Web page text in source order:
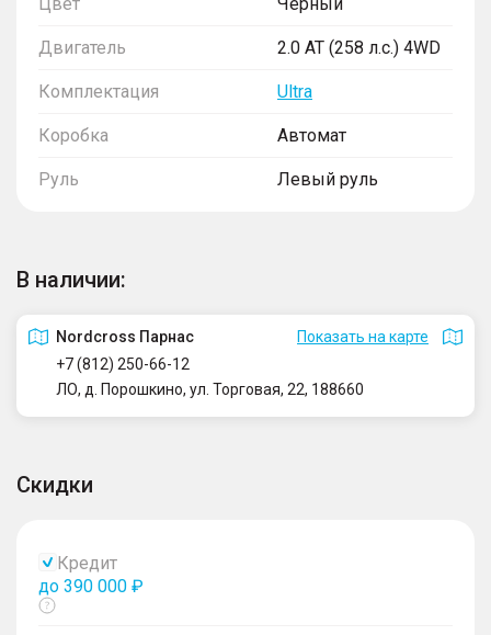
Двигатель 2.0 AT (258 л.с.) 4WD
Комплектация Ultra
Коробка Автомат
Руль Левый руль
В наличии:
Nordcross Парнас
Показать на карте
+7 (812) 250-66-12
ЛО, д. Порошкино, ул. Торговая, 22, 188660
Скидки
Кредит
до 390 000 ₽
Показать